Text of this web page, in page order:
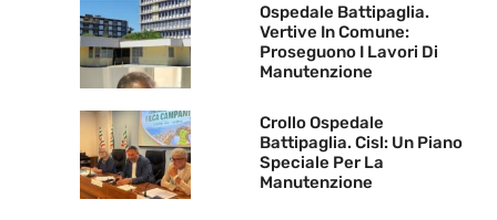
Ospedale Battipaglia.
Vertive In Comune:
Proseguono I Lavori Di
Manutenzione
Crollo Ospedale
Battipaglia. Cisl: Un Piano
Speciale Per La
Manutenzione